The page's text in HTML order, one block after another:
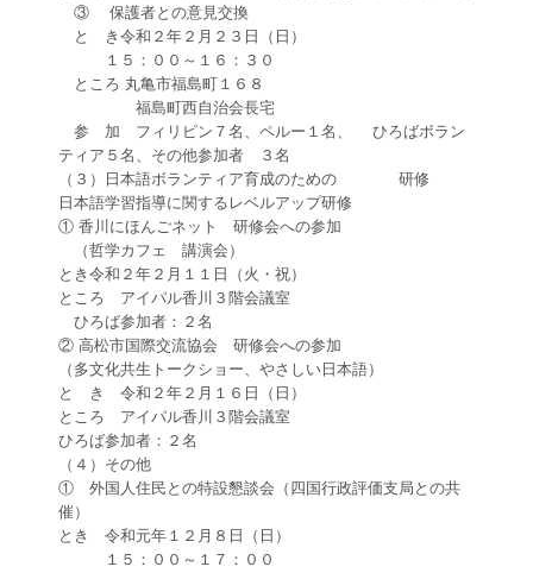
③ 保護者との意見交換
と き令和２年２月２３日（日）
１５：００～１６：３０
ところ 丸亀市福島町１６８
福島町西自治会長宅
参 加 フィリピン７名、ペルー１名、 ひろばボラン
ティア５名、その他参加者 ３名
（３）日本語ボランティア育成のための 研修
日本語学習指導に関するレベルアップ研修
① 香川にほんごネット 研修会への参加
（哲学カフェ 講演会）
とき令和２年２月１１日（火・祝）
ところ アイパル香川３階会議室
ひろば参加者：２名
② 高松市国際交流協会 研修会への参加
（多文化共生トークショー、やさしい日本語）
と き 令和２年２月１６日（日）
ところ アイパル香川３階会議室
ひろば参加者：２名
（４）その他
① 外国人住民との特設懇談会（四国行政評価支局との共
催）
とき 令和元年１２月８日（日）
１５：００～１７：００